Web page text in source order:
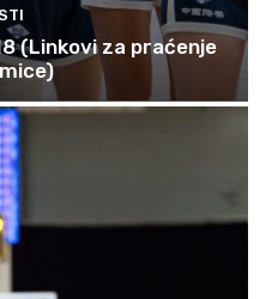
(Linkovi za praćenje